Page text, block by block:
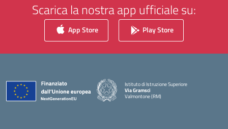
Scarica la nostra app ufficiale su:
App Store Play Store
Istituto di Istruzione Superiore
Via Gramsci
Valmontone (RM)